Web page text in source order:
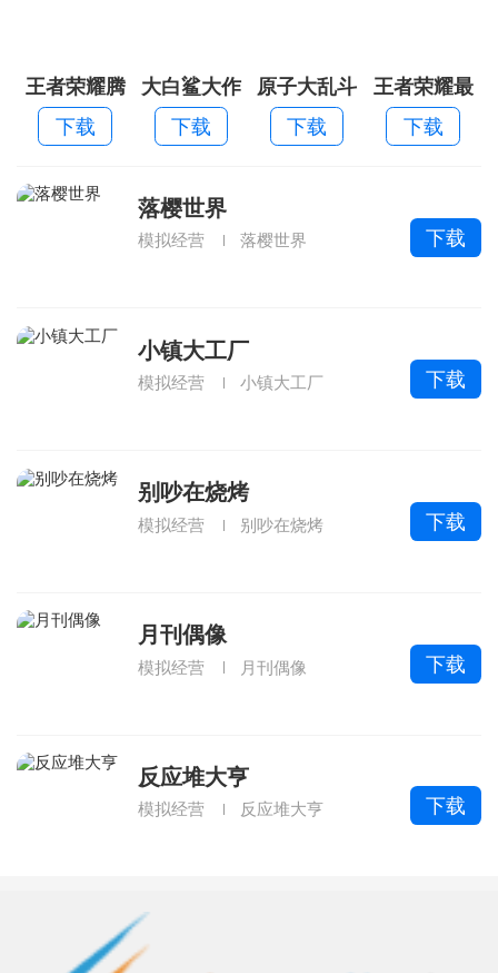
王者荣耀腾
讯手机版
下载
大白鲨大作
战2026
下载
原子大乱斗
下载
王者荣耀最
新版本
下载
落樱世界
模拟经营 落樱世界 下载
小镇大工厂
模拟经营 小镇大工厂 下载
别吵在烧烤
模拟经营 别吵在烧烤 下载
月刊偶像
模拟经营 月刊偶像 下载
反应堆大亨
模拟经营 反应堆大亨 下载